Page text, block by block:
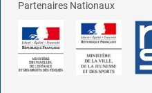
Partenaires Nationaux